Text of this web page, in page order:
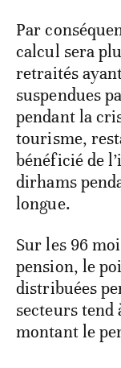
Par
calcul sera
retraités
suspendues
pendant la
tourisme,
bénéficié de
dirhams
longue.
Sur les 96
pension, le
distribuées
secteurs tend
montant le